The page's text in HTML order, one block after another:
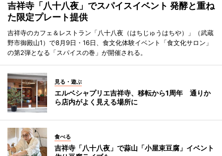
吉祥寺「八十八夜」でスパイスイベント 発酵と重ね
た限定プレート提供
吉祥寺のカフェ＆レストラン「八十八夜（はちじゅうはちや）」（武蔵
野市御殿山1）で8月9日・16日、食文化体験イベント「食文化サロン」
の第2弾となる「スパイスの巻」が開催される。
見る・遊ぶ
エルベシャプリエ吉祥寺、移転から1周年 通りか
ら店内がよく見える場所に
食べる
吉祥寺「八十八夜」で蒜山「小屋束豆腐」イベント